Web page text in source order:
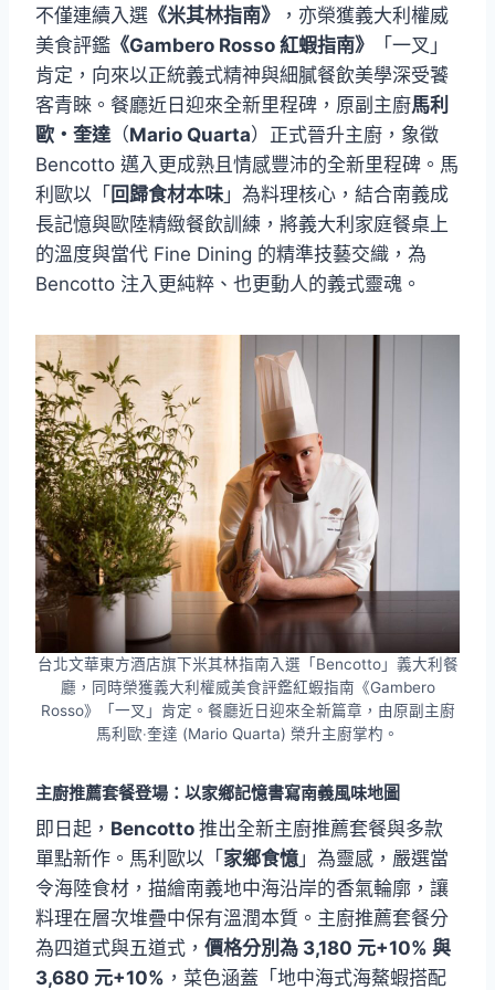
不僅連續入選 《米其林指南》
，亦榮獲義大利權威
美食評鑑 《Gambero Rosso 紅蝦指南》
「一叉」
肯定，向來以正統義式精神與細膩餐飲美學深受饕
客青睞。餐廳近日迎來全新里程碑，原副主廚馬利
歐・奎達（Mario Quarta）正式晉升主廚，象徵
Bencotto 邁入更成熟且情感豐沛的全新里程碑。馬
利歐以「 回歸食材本味 」為料理核心，結合南義成
長記憶與歐陸精緻餐飲訓練，將義大利家庭餐桌上
的溫度與當代 Fine Dining 的精準技藝交織，為
Bencotto 注入更純粹、也更動人的義式靈魂。
台北文華東方酒店旗下米其林指南入選「Bencotto」義大利餐
廳，同時榮獲義大利權威美食評鑑紅蝦指南《Gambero
Rosso》「一叉」肯定。餐廳近日迎來全新篇章，由原副主廚
馬利歐‧奎達 (Mario Quarta) 榮升主廚掌杓。
主廚推薦套餐登場：以家鄉記憶書寫南義風味地圖
即日起， Bencotto 推出全新主廚推薦套餐與多款
單點新作。馬利歐以「家鄉食憶 」為靈感，嚴選當
令海陸食材，描繪南義地中海沿岸的香氣輪廓，讓
料理在層次堆疊中保有溫潤本質。主廚推薦套餐分
為四道式與五道式， 價格分別為 3,180 元+10% 與
3,680 元+10% ，菜色涵蓋「地中海式海鰲蝦搭配